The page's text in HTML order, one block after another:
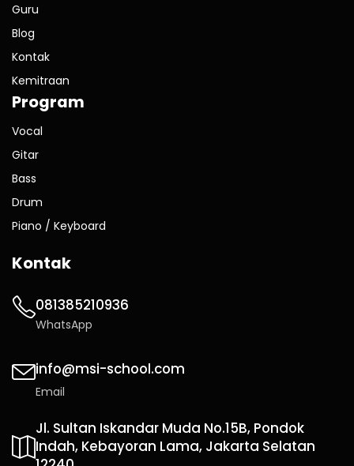
Guru
Blog
Kontak
Kemitraan
Program
Vocal
Gitar
Bass
Drum
Piano / Keyboard
Kontak
081385210936
WhatsApp
info@msi-school.com
Email
Jl. Sultan Iskandar Muda No.15B, Pondok
Indah, Kebayoran Lama, Jakarta Selatan